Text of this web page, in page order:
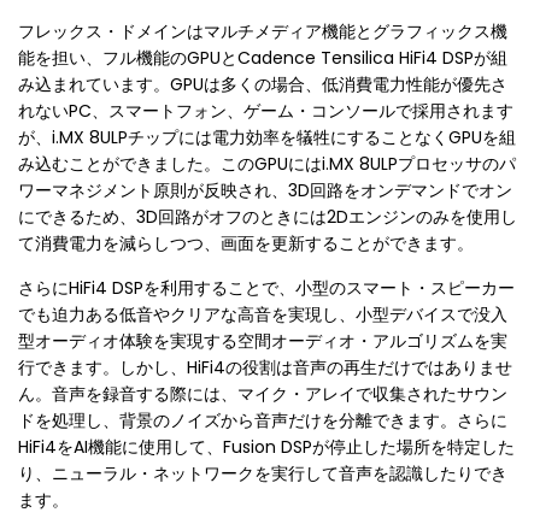
フレックス・ドメインはマルチメディア機能とグラフィックス機
能を担い、フル機能のGPUとCadence Tensilica HiFi4 DSPが組
み込まれています。GPUは多くの場合、低消費電力性能が優先さ
れないPC、スマートフォン、ゲーム・コンソールで採用されます
が、i.MX 8ULPチップには電力効率を犠牲にすることなくGPUを組
み込むことができました。このGPUにはi.MX 8ULPプロセッサのパ
ワーマネジメント原則が反映され、3D回路をオンデマンドでオン
にできるため、3D回路がオフのときには2Dエンジンのみを使用し
て消費電力を減らしつつ、画面を更新することができます。
さらにHiFi4 DSPを利用することで、小型のスマート・スピーカー
でも迫力ある低音やクリアな高音を実現し、小型デバイスで没入
型オーディオ体験を実現する空間オーディオ・アルゴリズムを実
行できます。しかし、HiFi4の役割は音声の再生だけではありませ
ん。音声を録音する際には、マイク・アレイで収集されたサウン
ドを処理し、背景のノイズから音声だけを分離できます。さらに
HiFi4をAI機能に使用して、Fusion DSPが停止した場所を特定した
り、ニューラル・ネットワークを実行して音声を認識したりでき
ます。